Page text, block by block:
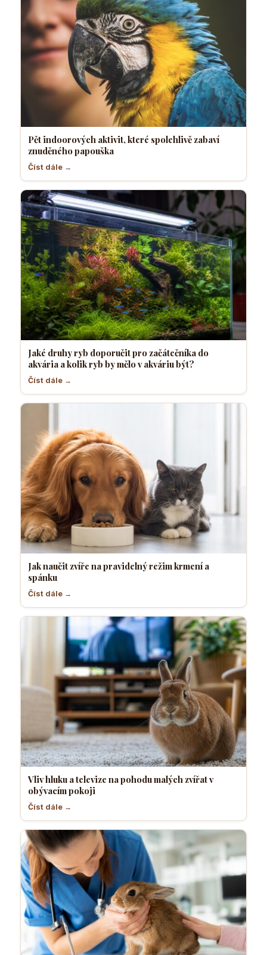
Pět indoorových aktivit, které spolehlivě zabaví
znuděného papouška
Číst dále →
Jaké druhy ryb doporučit pro začátečníka do
akvária a kolik ryb by mělo v akváriu být?
Číst dále →
Jak naučit zvíře na pravidelný režim krmení a
spánku
Číst dále →
Vliv hluku a televize na pohodu malých zvířat v
obývacím pokoji
Číst dále →